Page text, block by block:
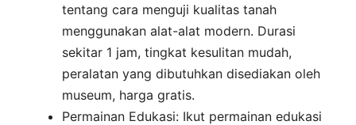
tentang cara menguji kualitas tanah
menggunakan alat-alat modern. Durasi
sekitar 1 jam, tingkat kesulitan mudah,
peralatan yang dibutuhkan disediakan oleh
museum, harga gratis.
Permainan Edukasi: Ikut permainan edukasi